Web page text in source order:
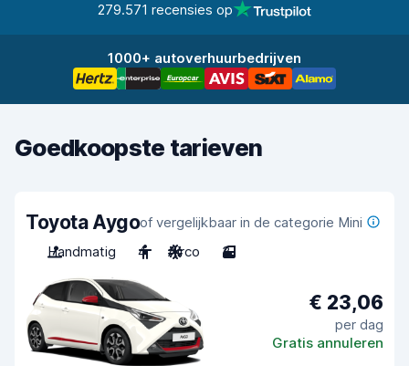
279.571 recensies op
1000+ autoverhuurbedrijven
Goedkoopste tarieven
Toyota Aygoof vergelijkbaar in de categorie Mini
Handmatig
4 Airco 3
€ 23,06
per dag
Gratis annuleren